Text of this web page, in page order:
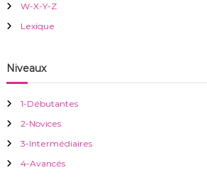
o
n
d
e
l
W-X-Y-Z
Lexique
Niveaux
1-Débutantes
2-Novices
3-Intermédiaires
4-Avancés